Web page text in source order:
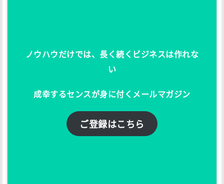
ノウハウだけでは、長く続くビジネスは作れな
い
成幸するセンスが身に付くメールマガジン
ご登録はこちら